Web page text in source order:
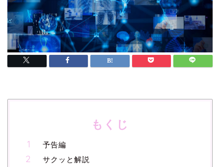
もくじ
予告編
サクッと解説